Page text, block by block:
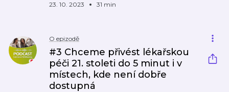
23. 10. 2023 31 min
O epizodě
#3 Chceme přivést lékařskou
péči 21. stoleti do 5 minut i v
místech, kde není dobře
dostupná